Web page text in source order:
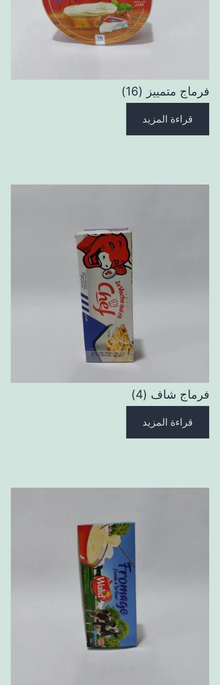
فرماج متمييز (16)
قراءة المزيد
فرماج شاف (4)
قراءة المزيد